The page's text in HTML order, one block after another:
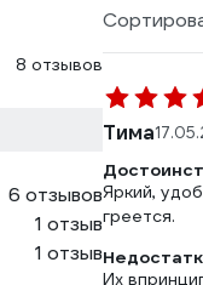
8 отзывов
6 отзывов
1 отзыв
1 отзыв
Тима
Яркий,
греется.
Их